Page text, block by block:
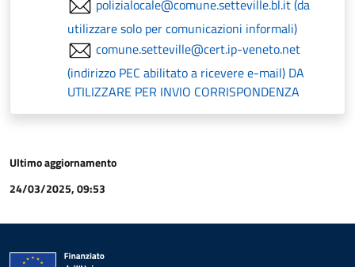
polizialocale@comune.setteville.bl.it (da
utilizzare solo per comunicazioni informali)
comune.setteville@cert.ip-veneto.net
(indirizzo PEC abilitato a ricevere e-mail) DA
UTILIZZARE PER INVIO CORRISPONDENZA
Ultimo aggiornamento
24/03/2025, 09:53